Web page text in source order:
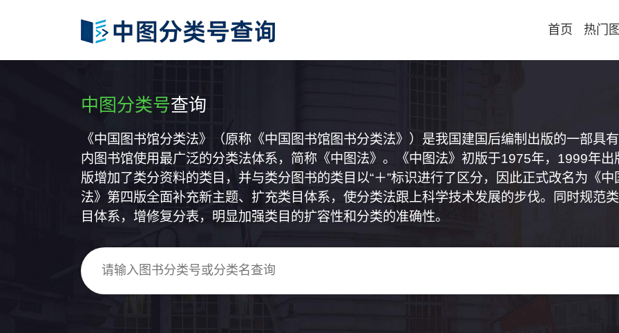
首页 热门
中图分类号查询
《中国图书馆分类法》（原称《中国图书馆图书分类法》）是我国建国后编制出版的一部具
内图书馆使用最广泛的分类法体系，简称《中图法》。《中图法》初版于1975年，1999年
版增加了类分资料的类目，并与类分图书的类目以“＋”标识进行了区分，因此正式改名为《
法》第四版全面补充新主题、扩充类目体系，使分类法跟上科学技术发展的步伐。同时规范
目体系，增修复分表，明显加强类目的扩容性和分类的准确性。